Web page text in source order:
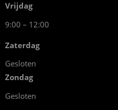
Vrijdag
9:00 – 12:00
Zaterdag
Gesloten
Zondag
Gesloten